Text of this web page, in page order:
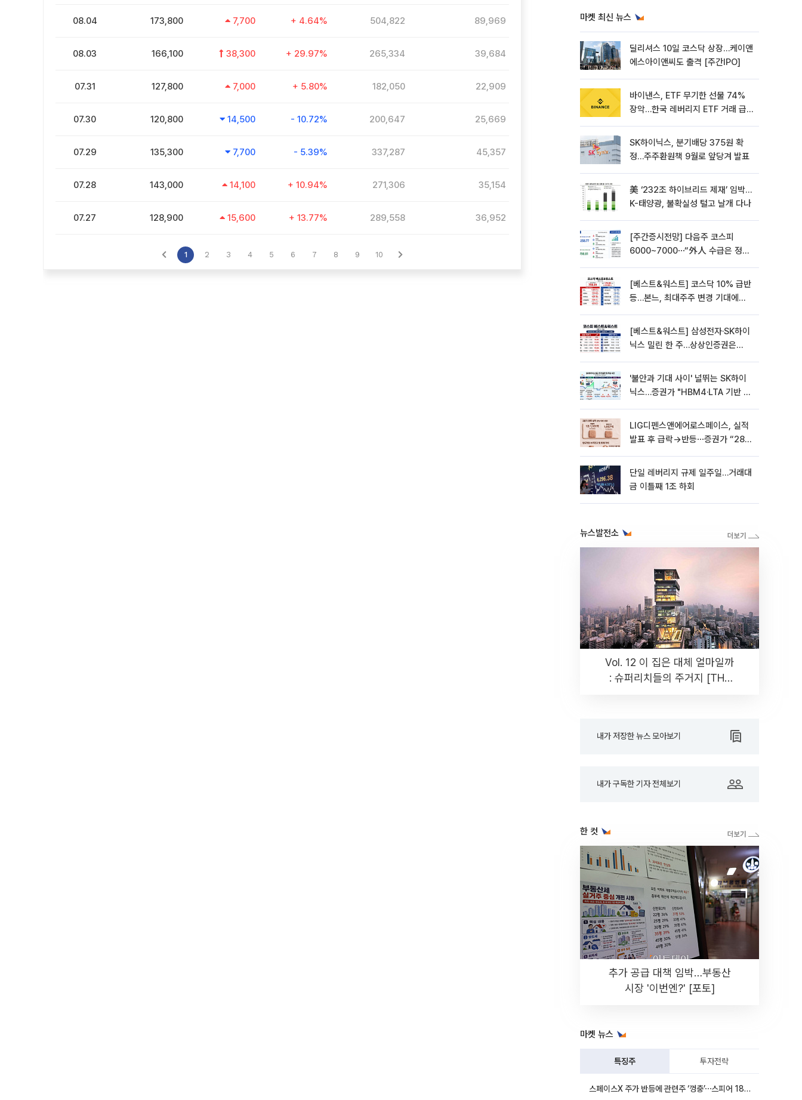
마켓 최신 뉴스
딜리셔스 10일 코스닥 상장…케이앤
에스아이앤씨도 출격 [주간IPO]
바이낸스, ETF 무기한 선물 74%
장악…한국 레버리지 ETF 거래 급
SK하이닉스, 분기배당 375원 확
정…주주환원책 9월로 앞당겨 발표
美 ‘232조 하이브리드 제재’ 임박…
K-태양광, 불확실성 털고 날개 다나
[주간증시전망] 다음주 코스피
6000~7000⋯“外人 수급은 정책
[베스트&워스트] 코스닥 10% 급반
등…본느, 최대주주 변경 기대에
[베스트&워스트] 삼성전자·SK하이
닉스 밀린 한 주…상상인증권은
'불안과 기대 사이' 널뛰는 SK하이
닉스…증권가 "HBM4·LTA 기반 펀
LIG디펜스앤에어로스페이스, 실적
발표 후 급락→반등⋯증권가 “28년
단일 레버리지 규제 일주일…거래대
금 이틀째 1조 하회
뉴스발전소
Vol. 12 이 집은 대체 얼마일까
: 슈퍼리치들의 주거지 [THE
내가 저장한 뉴스 모아보기
내가 구독한 기자 전체보기
한 컷
추가 공급 대책 임박…부동산
시장 '이번엔?' [포토]
마켓 뉴스
특징주 투자전략
스페이스X 주가 반등에 관련주 ‘껑충’⋯스피어 18%ㆍ에이치브이엠 12%↑